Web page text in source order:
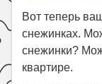
Вот теперь
снежинках.
снежинки?
квартире.